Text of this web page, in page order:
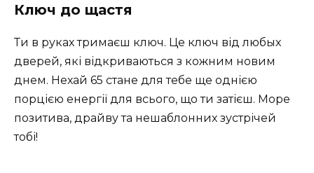
Ключ до щастя
Ти в руках тримаєш ключ. Це ключ від любых
дверей, які відкриваються з кожним новим
днем. Нехай 65 стане для тебе ще однією
порцією енергії для всього, що ти затієш. Море
позитива, драйву та нешаблонних зустрічей
тобі!